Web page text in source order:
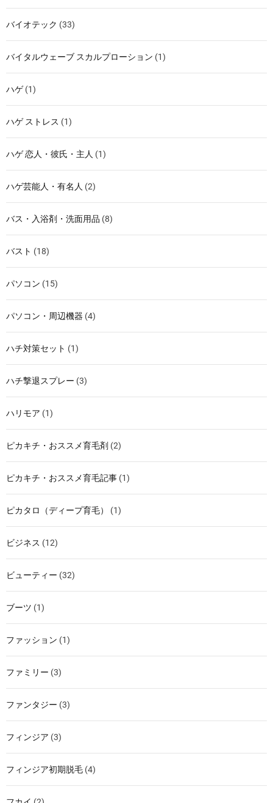
バイオテック (33)
バイタルウェーブ スカルプローション (1)
ハゲ(1)
ハゲ ストレス (1)
ハゲ 恋人・彼氏・主人 (1)
ハゲ芸能人・有名人 (2)
バス・入浴剤・洗面用品 (8)
バスト (18)
パソコン (15)
パソコン・周辺機器 (4)
ハチ対策セット (1)
ハチ撃退スプレー (3)
ハリモア (1)
ピカキチ・おススメ育毛剤 (2)
ピカキチ・おススメ育毛記事 (1)
ピカタロ（ディープ育毛） (1)
ビジネス (12)
ビューティー (32)
ブーツ (1)
ファッション (1)
ファミリー (3)
ファンタジー (3)
フィンジア (3)
フィンジア初期脱毛 (4)